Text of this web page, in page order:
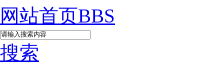
网站首页BBS
搜索